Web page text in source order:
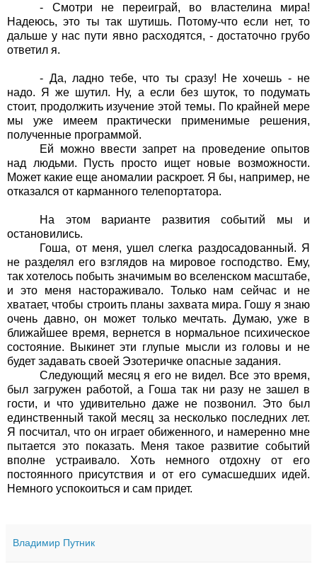
- Смотри не переиграй, во властелина мира!
Надеюсь, это ты так шутишь. Потому-что если нет, то
дальше у нас пути явно расходятся, - достаточно грубо
ответил я.
- Да, ладно тебе, что ты сразу! Не хочешь - не
надо. Я же шутил. Ну, а если без шуток, то подумать
стоит, продолжить изучение этой темы. По крайней мере
мы уже имеем практически применимые решения,
полученные программой.
Ей можно ввести запрет на проведение опытов
над людьми. Пусть просто ищет новые возможности.
Может какие еще аномалии раскроет. Я бы, например, не
отказался от карманного телепортатора.
На этом варианте развития событий мы и
остановились.
Гоша, от меня, ушел слегка раздосадованный. Я
не разделял его взглядов на мировое господство. Ему,
так хотелось побыть значимым во вселенском масштабе,
и это меня настораживало. Только нам сейчас и не
хватает, чтобы строить планы захвата мира. Гошу я знаю
очень давно, он может только мечтать. Думаю, уже в
ближайшее время, вернется в нормальное психическое
состояние. Выкинет эти глупые мысли из головы и не
будет задавать своей Эзотеричке опасные задания.
Следующий месяц я его не видел. Все это время,
был загружен работой, а Гоша так ни разу не зашел в
гости, и что удивительно даже не позвонил. Это был
единственный такой месяц за несколько последних лет.
Я посчитал, что он играет обиженного, и намеренно мне
пытается это показать. Меня такое развитие событий
вполне устраивало. Хоть немного отдохну от его
постоянного присутствия и от его сумасшедших идей.
Немного успокоиться и сам придет.
Владимир Путник